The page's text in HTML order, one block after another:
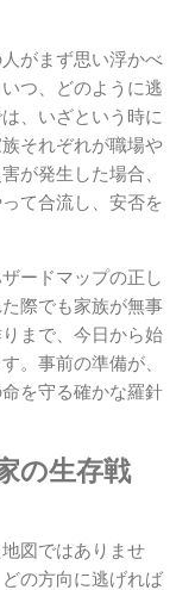
がまず思い浮かべ
つ、どのように逃
、いざという時に
それぞれが職場や
が発生した場合、
て合流し、安否を
ードマップの正し
際でも家族が無事
まで、今日から始
。事前の準備が、
を守る確かな羅針
の生存戦
図ではありませ
の方向に逃げれば